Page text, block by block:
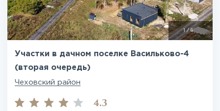
1 /6
Участки в дачном поселке Васильково-4
(вторая очередь)
Чеховский район
4.3